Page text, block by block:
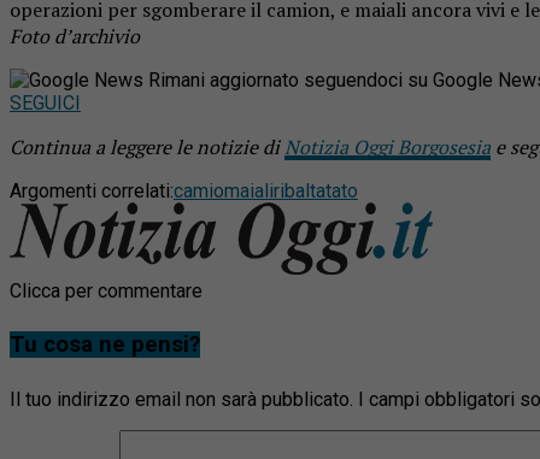
operazioni per sgomberare il camion, e maiali ancora vivi e
Foto d’archivio
Rimani aggiornato seguendoci su Google
SEGUICI
Continua a leggere le notizie diNotizia Oggi Borgosesia e
Argomenti correlati:camiomaialiribaltatato
Clicca per commentare
Tu cosa ne pensi?
Il tuo indirizzo email non sarà pubblicato. I campi obbligatori